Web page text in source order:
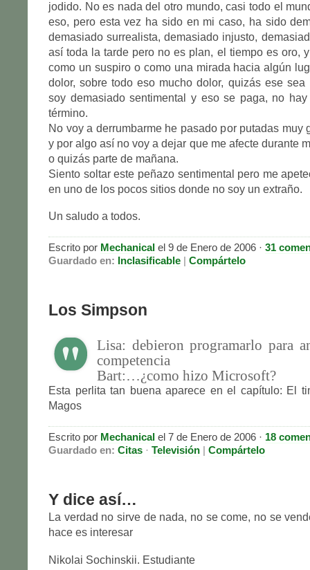
jodido. No es nada del otro mundo, casi todo el
eso, pero esta vez ha sido en mi caso, ha sido
demasiado surrealista, demasiado injusto,
así toda la tarde pero no es plan, el tiempo es oro,
como un suspiro o como una mirada hacia algún
dolor, sobre todo eso mucho dolor, quizás ese sea
soy demasiado sentimental y eso se paga, no
término.
No voy a derrumbarme he pasado por putadas muy
y por algo así no voy a dejar que me afecte durante
o quizás parte de mañana.
Siento soltar este peñazo sentimental pero me
en uno de los pocos sitios donde no soy un extraño.
Un saludo a todos.
Escrito por Mechanical el 9 de Enero de 2006 · 31
Guardado en: Inclasificable | Compártelo
Los Simpson
Lisa: debieron programarlo para
competencia
Bart:…¿como hizo Microsoft?
Esta perlita tan buena aparece en el capítulo: El
Magos
Escrito por Mechanical el 7 de Enero de 2006 · 18
Guardado en: Citas · Televisión | Compártelo
Y dice así…
La verdad no sirve de nada, no se come, no se
hace es interesar
Nikolai Sochinskii. Estudiante